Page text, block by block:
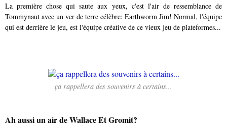
La première chose qui saute aux yeux, c'est l'air de ressemblance de
Tommynaut avec un ver de terre célèbre: Earthworm Jim! Normal, l'équipe
qui est derrière le jeu, est l'équipe créative de ce vieux jeu de plateformes...
ça rappellera des souvenirs à certains...
Ah aussi un air de Wallace Et Gromit?